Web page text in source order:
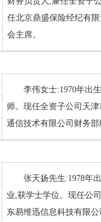
任北京鼎盛保险经纪有
会主席。
李伟女士:1970年出
师。现任全资子公司天
通信技术有限公司财务
张天扬先生:1978年
业,获学士学位。现任公
东易维迅信息科技有限